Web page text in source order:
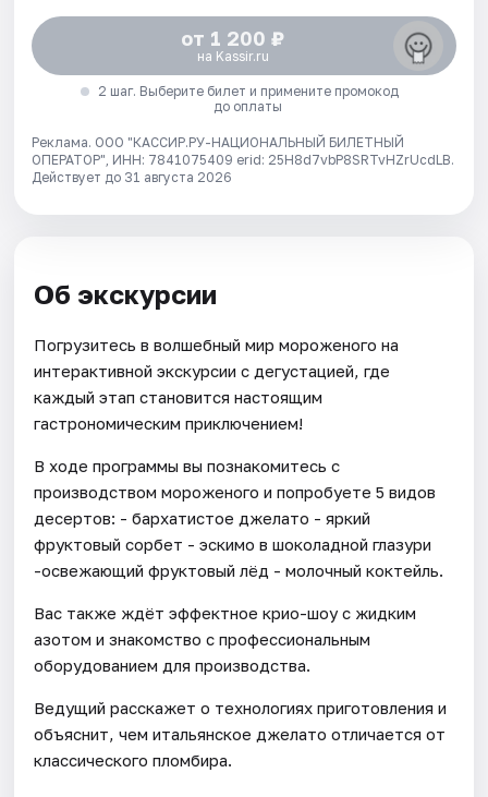
от 1 200 ₽
на Kassir.ru
2 шаг. Выберите билет и примените промокод
до оплаты
Реклама. ООО "КАССИР.РУ-НАЦИОНАЛЬНЫЙ БИЛЕТНЫЙ
ОПЕРАТОР", ИНН: 7841075409 erid: 25H8d7vbP8SRTvHZrUcdLB.
Действует до 31 августа 2026
Об экскурсии
Погрузитесь в волшебный мир мороженого на
интерактивной экскурсии с дегустацией, где
каждый этап становится настоящим
гастрономическим приключением!
В ходе программы вы познакомитесь с
производством мороженого и попробуете 5 видов
десертов: - бархатистое джелато - яркий
фруктовый сорбет - эскимо в шоколадной глазури
-освежающий фруктовый лёд - молочный коктейль.
Вас также ждёт эффектное крио-шоу с жидким
азотом и знакомство с профессиональным
оборудованием для производства.
Ведущий расскажет о технологиях приготовления и
объяснит, чем итальянское джелато отличается от
классического пломбира.